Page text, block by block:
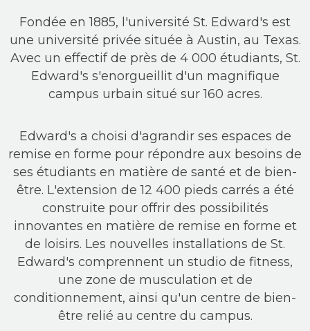
Fondée en 1885, l'université St. Edward's est
une université privée située à Austin, au Texas.
Avec un effectif de près de 4 000 étudiants, St.
Edward's s'enorgueillit d'un magnifique
campus urbain situé sur 160 acres.
Edward's a choisi d'agrandir ses espaces de
remise en forme pour répondre aux besoins de
ses étudiants en matière de santé et de bien-
être. L'extension de 12 400 pieds carrés a été
construite pour offrir des possibilités
innovantes en matière de remise en forme et
de loisirs. Les nouvelles installations de St.
Edward's comprennent un studio de fitness,
une zone de musculation et de
conditionnement, ainsi qu'un centre de bien-
être relié au centre du campus.